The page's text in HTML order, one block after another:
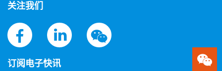
关注我们
订阅电子快讯